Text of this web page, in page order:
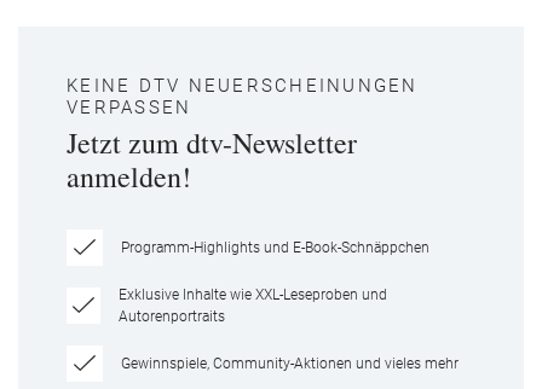
KEINE DTV NEUERSCHEINUNGEN
VERPASSEN
Jetzt zum dtv-Newsletter
anmelden!
Programm-Highlights und E-Book-Schnäppchen
Exklusive Inhalte wie XXL-Leseproben und
Autorenportraits
Gewinnspiele, Community-Aktionen und vieles mehr